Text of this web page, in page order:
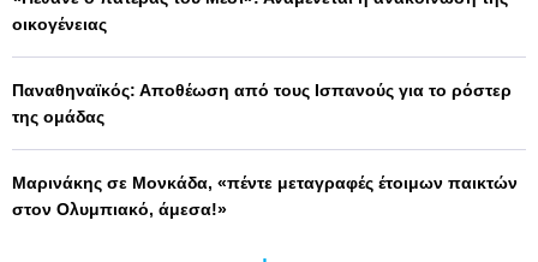
οικογένειας
Παναθηναϊκός: Αποθέωση από τους Ισπανούς για το ρόστερ
της ομάδας
Μαρινάκης σε Μονκάδα, «πέντε μεταγραφές έτοιμων παικτών
στον Ολυμπιακό, άμεσα!»